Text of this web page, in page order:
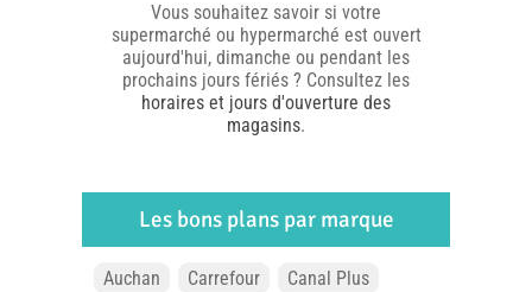
Vous souhaitez savoir si votre
supermarché ou hypermarché est ouvert
aujourd'hui, dimanche ou pendant les
prochains jours fériés ? Consultez les
horaires et jours d'ouverture des
magasins.
Les bons plans par marque
Auchan Carrefour
Canal Plus